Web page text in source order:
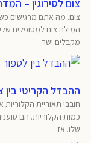
צום לסירוגין –
צום. מה אתם מרגישים
המילה צום למטופלים שלי
מקבלים ישר
ההבדל הקריטי בין
חובבי תאוריית הקלוריות
כמות הקלוריות. הם
שלו. אז